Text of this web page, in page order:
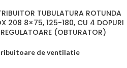
TUBULATURA ROTUNDA
208 8×75, 125-180, CU 4 DOPURI
(OBTURATOR)
de ventilatie